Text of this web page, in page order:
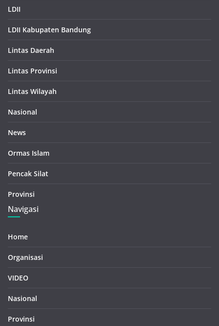
LDII
LDII Kabupaten Bandung
Lintas Daerah
Lintas Provinsi
Lintas Wilayah
Nasional
News
Ormas Islam
Pencak Silat
Provinsi
Navigasi
Home
Organisasi
VIDEO
Nasional
Provinsi